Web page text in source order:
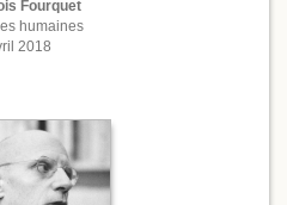
Fourquet
humaines
2018